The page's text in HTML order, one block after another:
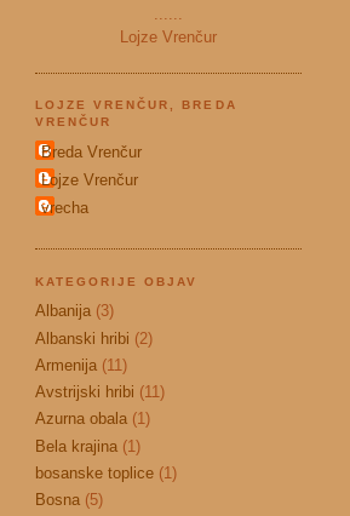
......
Lojze Vrenčur
LOJZE VRENČUR, BREDA
VRENČUR
Breda Vrenčur
Lojze Vrenčur
vrecha
KATEGORIJE OBJAV
Albanija (3)
Albanski hribi (2)
Armenija (11)
Avstrijski hribi (11)
Azurna obala (1)
Bela krajina (1)
bosanske toplice (1)
Bosna (5)